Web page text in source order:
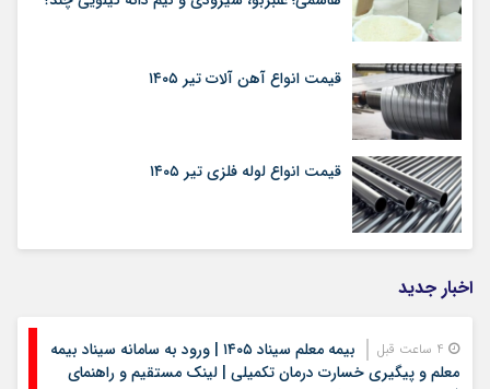
قیمت انواع آهن آلات تیر ۱۴۰۵
قیمت انواع لوله فلزی تیر ۱۴۰۵
اخبار جدید
بیمه معلم سیناد ۱۴۰۵ | ورود به سامانه سیناد بیمه
معلم و پیگیری خسارت درمان تکمیلی | لینک مستقیم و راهنمای